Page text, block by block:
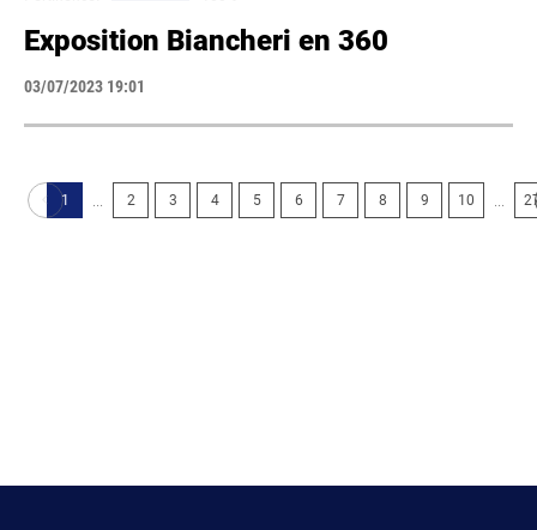
Exposition Biancheri en 360
03/07/2023 19:01
1 2 3 4 5 6 7 8 9 10